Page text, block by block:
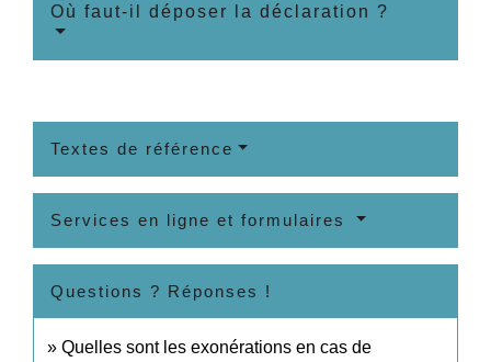
Où faut-il déposer la déclaration ?
Textes de référence
Services en ligne et formulaires
Questions ? Réponses !
Quelles sont les exonérations en cas de